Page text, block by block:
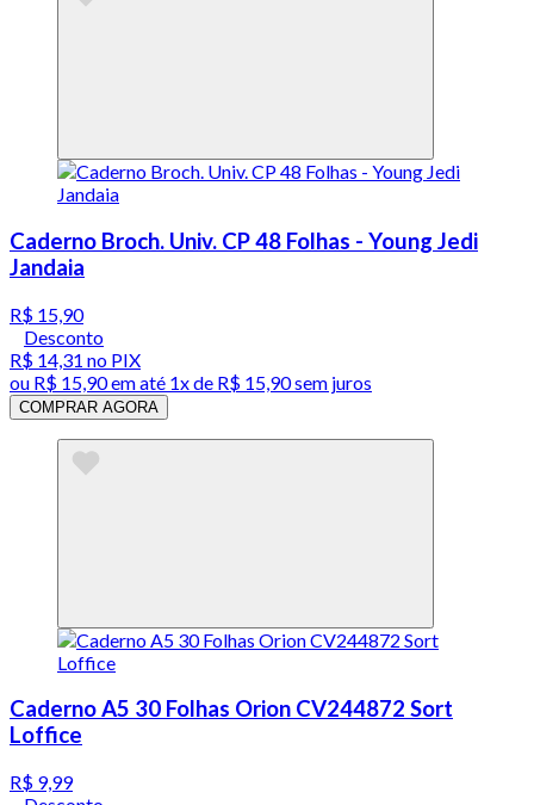
Caderno Broch. Univ. CP 48 Folhas - Young Jedi
Jandaia
R$ 15,90
Desconto
R$ 14,31 no PIX
ou R$ 15,90em até 1x de R$ 15,90sem juros
COMPRAR AGORA
Caderno A5 30 Folhas Orion CV244872 Sort
Loffice
R$ 9,99